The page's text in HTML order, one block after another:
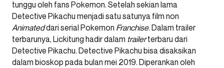
tunggu oleh fans Pokemon. Setelah sekian lama
Detective Pikachu menjadi satu satunya film non
Animateddari serial Pokemon Franchise. Dalam trailer
terbarunya, Lickitung hadir dalam trailerterbaru dari
Detective Pikachu. Detective Pikachu bisa disaksikan
dalam bioskop pada bulan mei 2019. Diperankan oleh